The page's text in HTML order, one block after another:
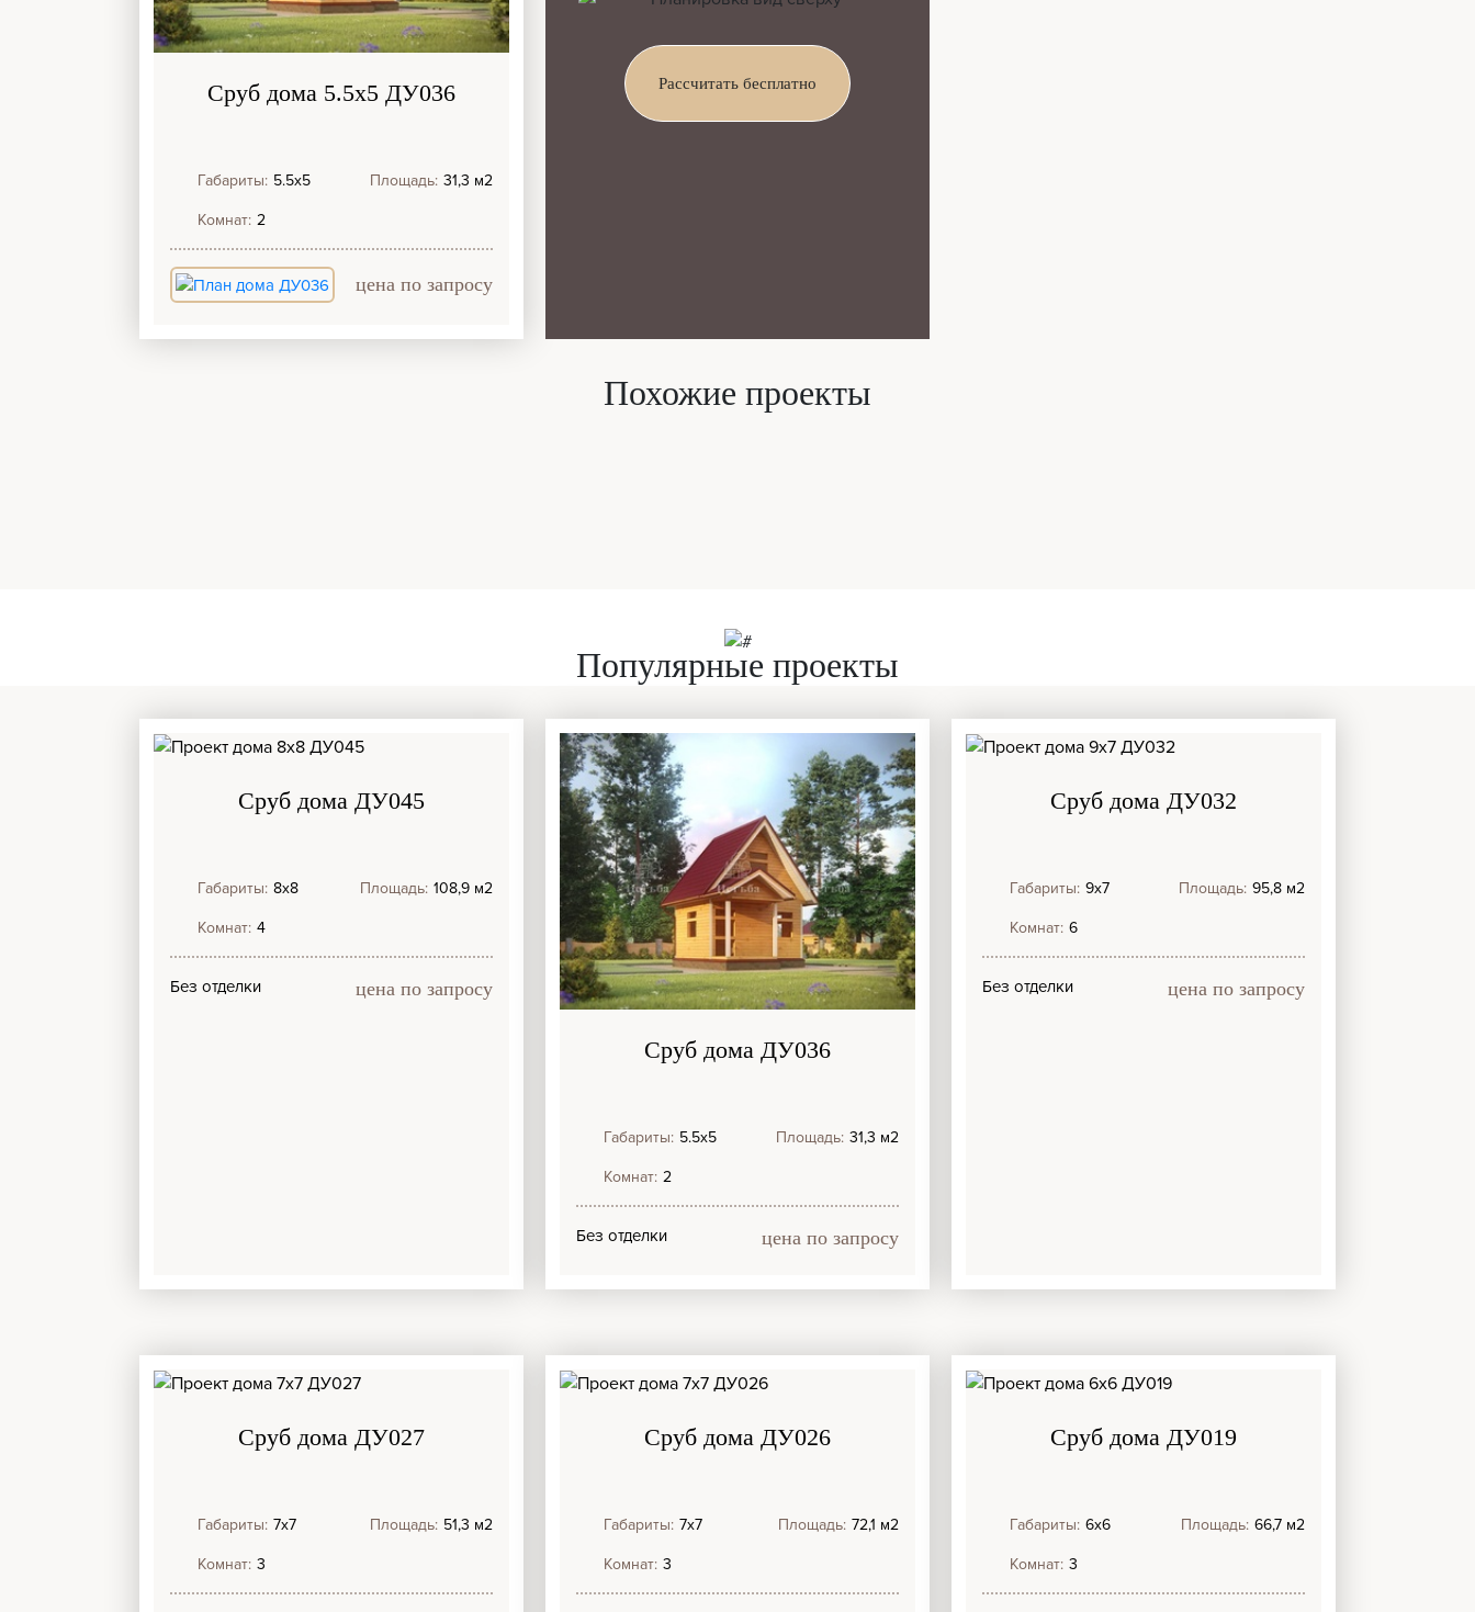
Сруб дома 5.5х5 ДУ036
Габариты: 5.5х5 Площадь: 31,3 м2
Комнат: 2
цена по запросу
Рассчитать бесплатно
Похожие проекты
Популярные проекты
Сруб дома ДУ045
Габариты: 8х8 Площадь: 108,9 м2
Комнат: 4
Без отделки цена по запросу
Сруб дома ДУ036
Габариты: 5.5х5 Площадь: 31,3 м2
Комнат: 2
Без отделки цена по запросу
Сруб дома ДУ032
Габариты: 9х7 Площадь: 95,8 м2
Комнат: 6
Без отделки цена по запросу
Сруб дома ДУ027
Габариты: 7х7 Площадь: 51,3 м2
Комнат: 3
Сруб дома ДУ026
Габариты: 7х7 Площадь: 72,1 м2
Комнат: 3
Сруб дома ДУ019
Габариты: 6х6 Площадь: 66,7 м2
Комнат: 3